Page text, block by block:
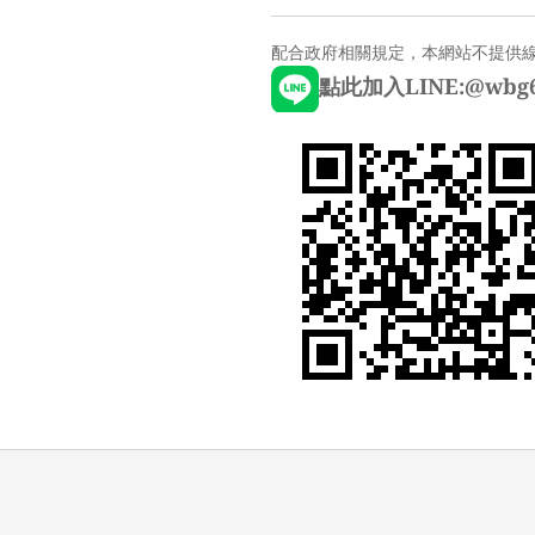
配合政府相關規定，本網站不提供
點此加入